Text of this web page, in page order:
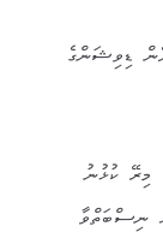
ޑިވިޝަންގެ
މިރޭ ކުޅުނު
ނިސްބަތްވާ